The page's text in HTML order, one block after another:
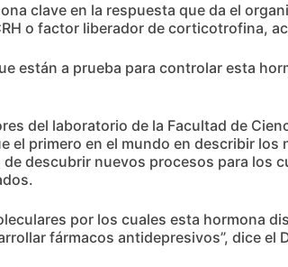
clave en la respuesta que da el
o factor liberador de corticotrofina,
están a prueba para controlar esta
del laboratorio de la Facultad de
el primero en el mundo en describir
descubrir nuevos procesos para los
por los cuales esta hormona
fármacos antidepresivos”, dice el